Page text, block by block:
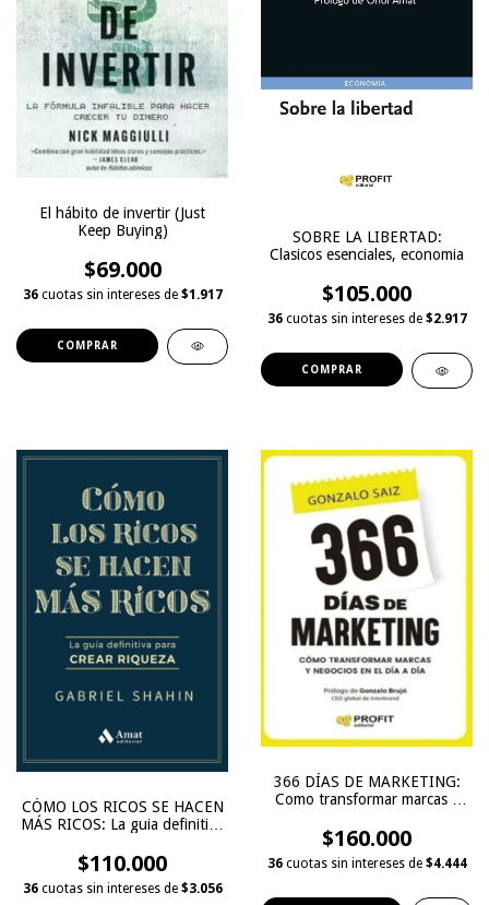
El hábito de invertir (Just
Keep Buying)
$69.000
36 cuotas sin intereses de $1.917
SOBRE LA LIBERTAD:
Clasicos esenciales, economia
$105.000
36 cuotas sin intereses de $2.917
CÓMO LOS RICOS SE HACEN
MÁS RICOS: La guia definitiva
$110.000
36 cuotas sin intereses de $3.056
366 DÍAS DE MARKETING:
Como transformar marcas y
$160.000
36 cuotas sin intereses de $4.444